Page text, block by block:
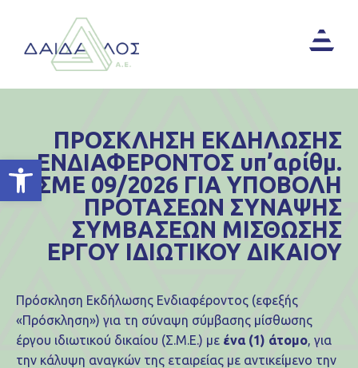
Ανοίξτε τη γραμμή εργαλείων
Πρόσκληση Εκδήλωσης Ενδιαφέροντος (εφεξής
«Πρόσκληση») για τη σύναψη σύμβασης μίσθωσης
έργου ιδιωτικού δικαίου (Σ.Μ.Ε.) με ένα (1) άτομο, για
την κάλυψη αναγκών της εταιρείας με αντικείμενο την
ΠΡΟΣΚΛΗΣΗ ΕΚΔΗΛΩΣΗΣ
ΕΝΔΙΑΦΕΡΟΝΤΟΣ υπ’αρίθμ.
ΣΜΕ 09/2026 ΓΙΑ ΥΠΟΒΟΛΗ
ΠΡΟΤΑΣΕΩΝ ΣΥΝΑΨΗΣ
ΣΥΜΒΑΣΕΩΝ ΜΙΣΘΩΣΗΣ
ΕΡΓΟΥ ΙΔΙΩΤΙΚΟΥ ΔΙΚΑΙΟΥ